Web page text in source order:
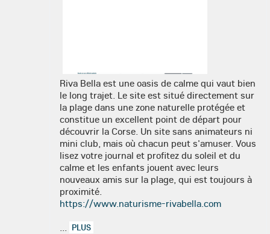
Riva Bella est une oasis de calme qui vaut bien
le long trajet. Le site est situé directement sur
la plage dans une zone naturelle protégée et
constitue un excellent point de départ pour
découvrir la Corse. Un site sans animateurs ni
mini club, mais où chacun peut s'amuser. Vous
lisez votre journal et profitez du soleil et du
calme et les enfants jouent avec leurs
nouveaux amis sur la plage, qui est toujours à
proximité.
https://www.naturisme-rivabella.com
... PLUS